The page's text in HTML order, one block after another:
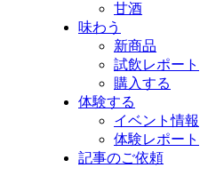
甘酒
味わう
新商品
試飲レポート
購入する
体験する
イベント情報
体験レポート
記事のご依頼